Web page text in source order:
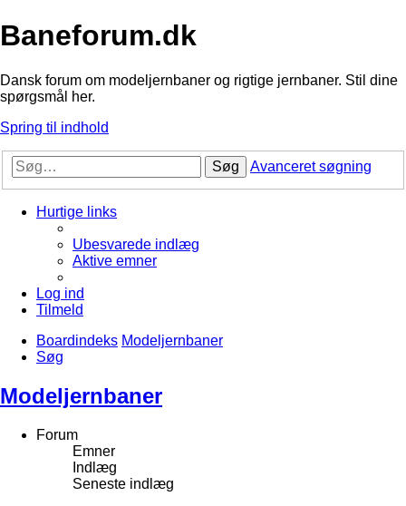
Baneforum.dk
Dansk forum om modeljernbaner og rigtige jernbaner. Stil dine
spørgsmål her.
Spring til indhold
Søg Avanceret søgning
Hurtige links
Ubesvarede indlæg
Aktive emner
Log ind
Tilmeld
Boardindeks Modeljernbaner
Søg
Modeljernbaner
Forum
Emner
Indlæg
Seneste indlæg